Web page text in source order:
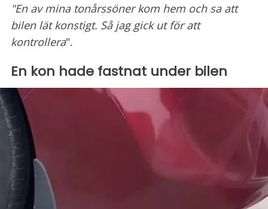
"En av mina tonårssöner kom hem och sa att
bilen lät konstigt. Så jag gick ut för att
kontrollera".
En kon hade fastnat under bilen